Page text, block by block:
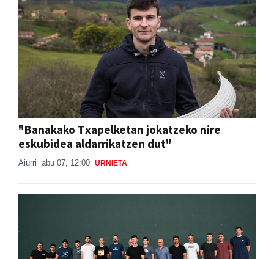
"Banakako Txapelketan jokatzeko nire
eskubidea aldarrikatzen dut"
Aiurri abu 07, 12:00 URNIETA